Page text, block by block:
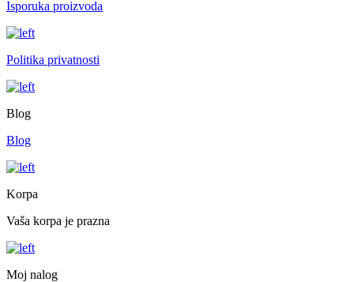
Isporuka proizvoda
Politika privatnosti
Blog
Blog
Korpa
Vaša korpa je prazna
Moj nalog